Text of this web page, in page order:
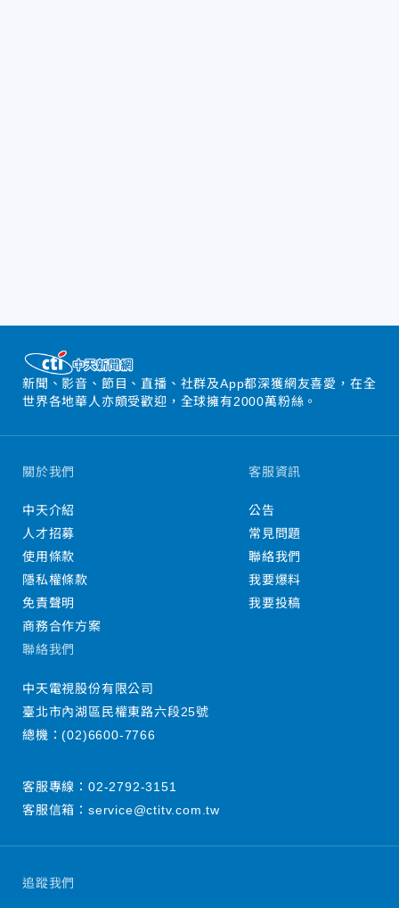
新聞、影音、節目、直播、社群及App都深獲網友喜愛，在全
世界各地華人亦頗受歡迎，全球擁有2000萬粉絲。
追蹤我們
關於我們
中天介紹
人才招募
使用條款
隱私權條款
免責聲明
商務合作方案
客服資訊
公告
常見問題
聯絡我們
我要爆料
我要投稿
聯絡我們
中天電視股份有限公司
臺北市內湖區民權東路六段25號
總機：(02)6600-7766
客服專線： 02-2792-3151
客服信箱： service@ctitv.com.tw